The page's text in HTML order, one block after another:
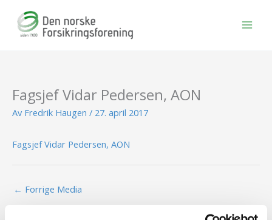
Fagsjef Vidar Pedersen, AON
Av Fredrik Haugen / 27. april 2017
Fagsjef Vidar Pedersen, AON
← Forrige Media